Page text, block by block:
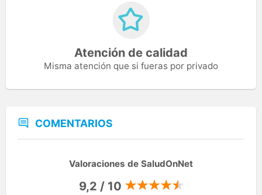
Atención de calidad
Misma atención que si fueras por privado
COMENTARIOS
Valoraciones de SaludOnNet
9,2 / 10